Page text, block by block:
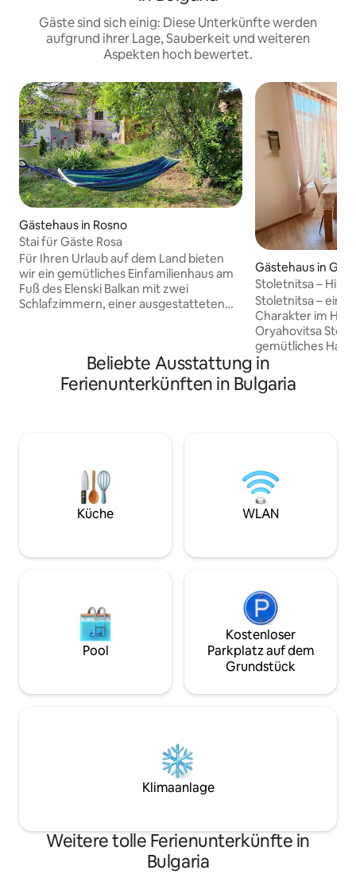
Gäste sind sich einig: Diese Unterkünfte werden
aufgrund ihrer Lage, Sauberkeit und weiteren
Aspekten hoch bewertet.
Gästehaus in Rosno
Stai für Gäste Rosa
Für Ihren Urlaub auf dem Land bieten
wir ein gemütliches Einfamilienhaus am
Fuß des Elenski Balkan mit zwei
Schlafzimmern, einer ausgestatteten
Verfügung steht ein Garten mit Grill und
Essbereich, Hängematte, Sonnenliegen.
Kostenloses optisches WLAN
Personen Küche (auch als Wohnzimmer
genutzt) – bis zu 2 Personen
Gästehaus in
Stoletnitsa –
Nähe von Veliko
Stoletnitsa – ein
Charakter im
Oryahovitsa
gemütliches
traditioneller
inspiriert ist. Im
Wärme, eine
Gorna
Straße gelegen,
Veliko Tarnovo
Tsarevets
Beliebte Ausstattung in
Ferienunterkünften in Bulgaria
Küche WLAN
Pool
Kostenloser
Parkplatz auf dem
Grundstück
Klimaanlage
Weitere tolle Ferienunterkünfte in
Bulgaria